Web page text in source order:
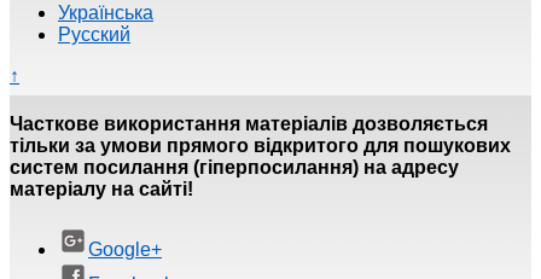
Українська
Русский
↑
Часткове використання матеріалів дозволяється
тільки за умови прямого відкритого для пошукових
систем посилання (гіперпосилання) на адресу
матеріалу на сайті!
Google+